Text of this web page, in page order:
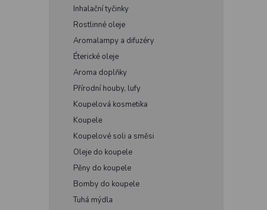
Inhalační tyčinky
Rostlinné oleje
Aromalampy a difuzéry
Éterické oleje
Aroma doplňky
Přírodní houby, lufy
Koupelová kosmetika
Koupele
Koupelové soli a směsi
Oleje do koupele
Pěny do koupele
Bomby do koupele
Tuhá mýdla